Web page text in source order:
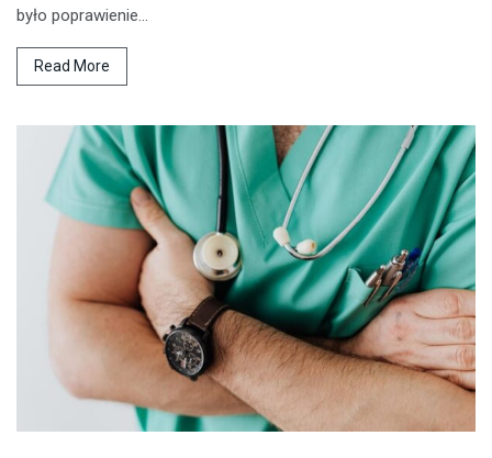
było poprawienie…
Read More